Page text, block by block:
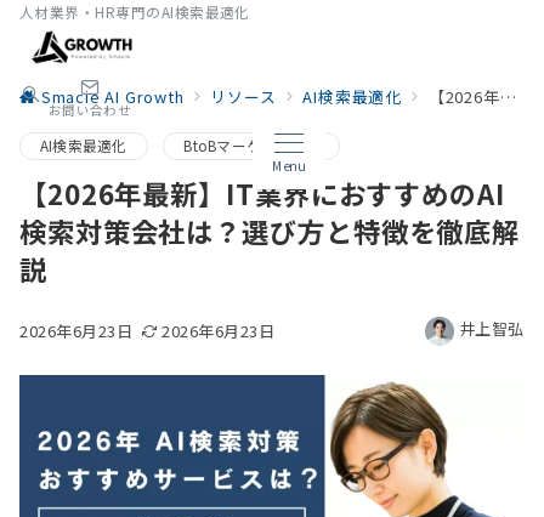
人材業界・HR専門のAI検索最適化
お問い合わせ
Menu
Smacie AI Growth リソース AI検索最適化 【2026年最新】IT業界におすすめのAI検索対策会社は？選び方と特徴を徹底解説
AI検索最適化 BtoBマーケティング
【2026年最新】IT業界におすすめのAI
検索対策会社は？選び方と特徴を徹底解
説
2026年6月23日 2026年6月23日 井上智弘